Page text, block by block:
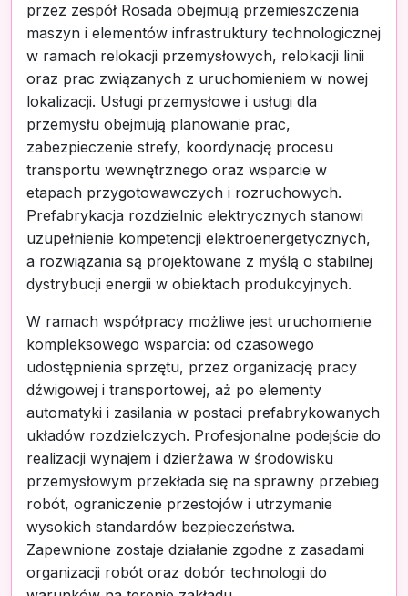
przez zespół Rosada obejmują przemieszczenia
maszyn i elementów infrastruktury technologicznej
w ramach relokacji przemysłowych, relokacji linii
oraz prac związanych z uruchomieniem w nowej
lokalizacji. Usługi przemysłowe i usługi dla
przemysłu obejmują planowanie prac,
zabezpieczenie strefy, koordynację procesu
transportu wewnętrznego oraz wsparcie w
etapach przygotowawczych i rozruchowych.
Prefabrykacja rozdzielnic elektrycznych stanowi
uzupełnienie kompetencji elektroenergetycznych,
a rozwiązania są projektowane z myślą o stabilnej
dystrybucji energii w obiektach produkcyjnych.
W ramach współpracy możliwe jest uruchomienie
kompleksowego wsparcia: od czasowego
udostępnienia sprzętu, przez organizację pracy
dźwigowej i transportowej, aż po elementy
automatyki i zasilania w postaci prefabrykowanych
układów rozdzielczych. Profesjonalne podejście do
realizacji wynajem i dzierżawa w środowisku
przemysłowym przekłada się na sprawny przebieg
robót, ograniczenie przestojów i utrzymanie
wysokich standardów bezpieczeństwa.
Zapewnione zostaje działanie zgodne z zasadami
organizacji robót oraz dobór technologii do